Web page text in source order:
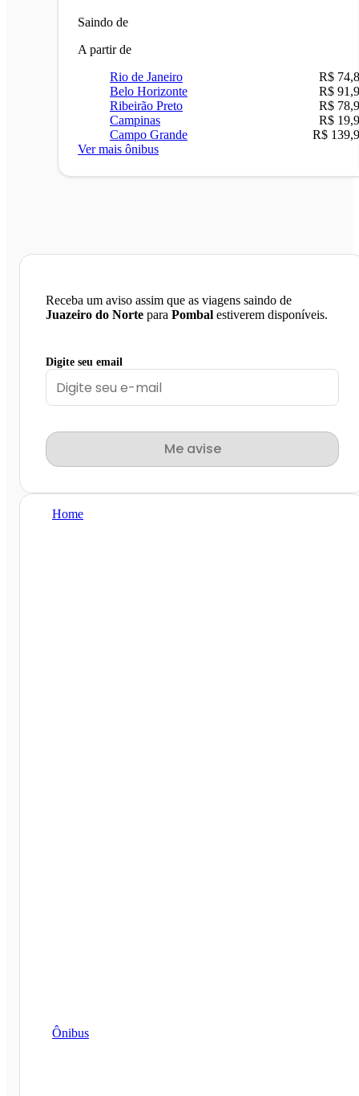
Saindo de
A partir de
Rio de Janeiro
R$
Belo Horizonte
R$
Ribeirão Preto
R$
Campinas
R$
Campo Grande
R$
Ver mais ônibus
Receba um aviso assim que as viagens saindo de
Juazeiro do Norte para Pombal estiverem disponíveis.
Digite seu email
Me avise
Home
Ônibus